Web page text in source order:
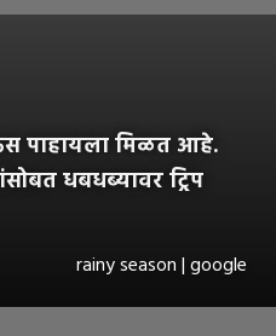
पाहायला मिळत आहे.
धबधब्यावर ट्रिप
rainy season | google